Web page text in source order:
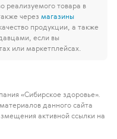
реализуемого товара в
через магазины
продукции, а также
если вы
или маркетплейсах.
«Сибирское здоровье».
данного сайта
активной ссылки на